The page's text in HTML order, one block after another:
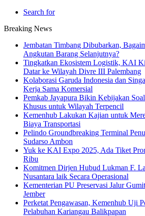
Search for
Breaking News
Jembatan Timbang Dibubarkan,
Angkutan Barang Selanjutnya?
Tingkatkan Ekosistem Logistik, KAI
Datar ke Wilayah Divre III Palembang
Kolaborasi Garuda Indonesia dan
Kerja Sama Komersial
Pemkab Jayapura Bikin Kebijakan
Khusus untuk Wilayah Terpencil
Kemenhub Lakukan Kajian untuk
Biaya Transportasi
Pelindo Groundbreaking Terminal
Sudarso Ambon
Yuk ke KAI Expo 2025, Ada Tiket
Ribu
Komitmen Dirjen Hubud Lukman F.
Nusantara laik Secara Operasional
Kementerian PU Preservasi Jalur
Jember
Perketat Pengawasan, Kemenhub Uji
Pelabuhan Kariangau Balikpapan